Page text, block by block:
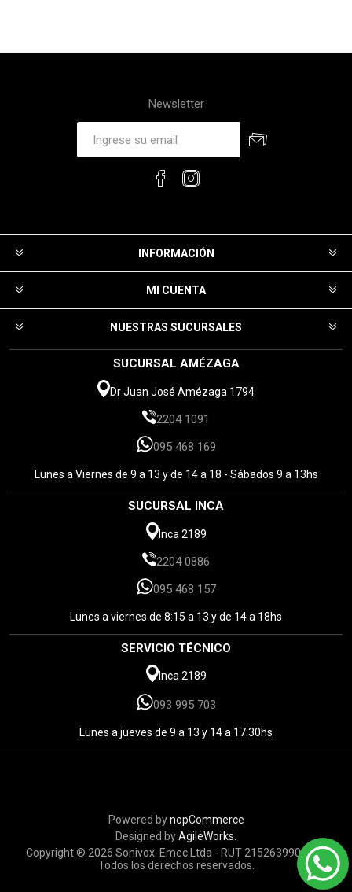
Newsletter
INFORMACIÓN
MI CUENTA
NUESTRAS SUCURSALES
SUCURSAL AMÉZAGA
Dr Juan José Amézaga 1794
2204 1091
095 468 169
Lunes a Viernes de 9 a 13 y de 14 a 18 - Sábados 9 a 13hs
SUCURSAL INCA
Inca 2189
2204 0886
095 468 157
Lunes a viernes de 8:15 a 13 y de 14 a 18hs
SERVICIO TÉCNICO
Inca 2189
093 995 703
Lunes a jueves de 9 a 13 y 14 a 17:30hs
Powered bynopCommerce
Designed byAgileWorks.
Copyright ® 2026 Sonivox. Emec Ltda - RUT 215263990010 -
Todos los derechos reservados.